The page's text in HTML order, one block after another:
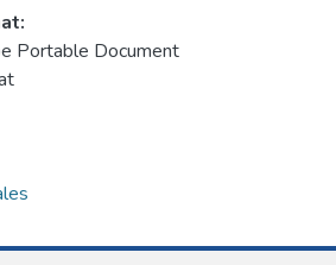
Portable Document